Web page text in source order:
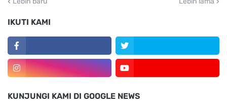
IKUTI KAMI
KUNJUNGI KAMI DI GOOGLE NEWS